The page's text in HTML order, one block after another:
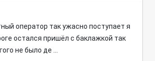
оператор так ужасно поступает я
остался пришёл с баклажкой так
не было де ...